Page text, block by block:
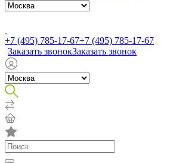
+7 (495) 785-17-67+7 (495) 785-17-67
Заказать звонокЗаказать звонок